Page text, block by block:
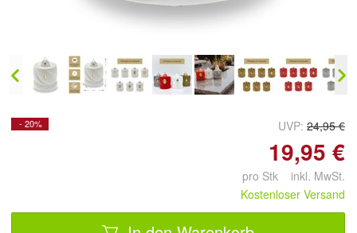
- 20% UVP: 24,95 €
19,95 €
pro Stk inkl. MwSt.
Kostenloser Versand